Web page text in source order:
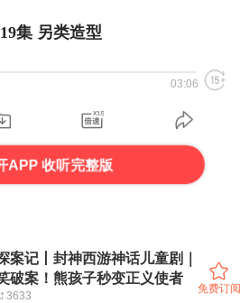
集 另类造型
03:06
APP 收听完整版
案记丨封神西游神话儿童剧｜
破案！熊孩子秒变正义使者
3633
免费订阅